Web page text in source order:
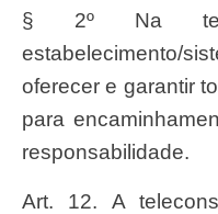
§ 2º Na
oferecer e garantir
para
responsabilidade.
Art. 12. A teleconsultoria médica é ato de